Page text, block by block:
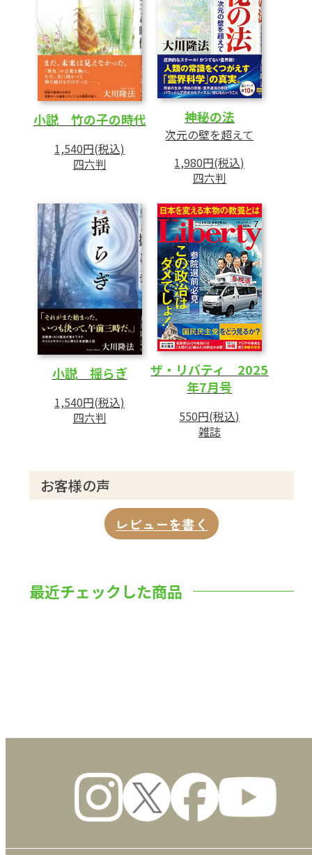
地獄を生み出したネット事件簿
ルポ 読者が体験したネット地獄
“ネット地獄”の本当の姿とは!?
ネットトラブルの霊的真相
074 老化の2大原因「糖化」と「酸化」を防
ぐ新習慣
084 美しく輝く人生のために 大川隆法総裁
書き下ろし箴言集より
小川知子セレクト 第27回
塾 Vol.61
巨額の財政赤字で日本崩壊?
「足ることを知る」心が新しい文明を拓
く
088 culture index DVD・CD・映画・展覧
会・舞台・書籍
092 幸福の科学ユートピア文学賞 2024 景山
民夫賞
小説「草津梓屋、幻の源泉」第2回 小止
利太郎
098 初心者のための 名句を味わう 俳句鑑賞
夫! Vol.71
102 子育て110番 Vol.142
104 アラフィフ主婦の なぁんてことない
はじめましょうか! 第99回
117 プレゼント
119 Back Number
120 定期購読のご案内
小説 竹の子の時代
1,540円(税込)
四六判
神秘の法
次元の壁を超えて
1,980円(税込)
四六判
小説 揺らぎ
1,540円(税込)
四六判
ザ・リバティ 2025
年7月号
550円(税込)
雑誌
お客様の声
レビューを書く
最近チェックした商品